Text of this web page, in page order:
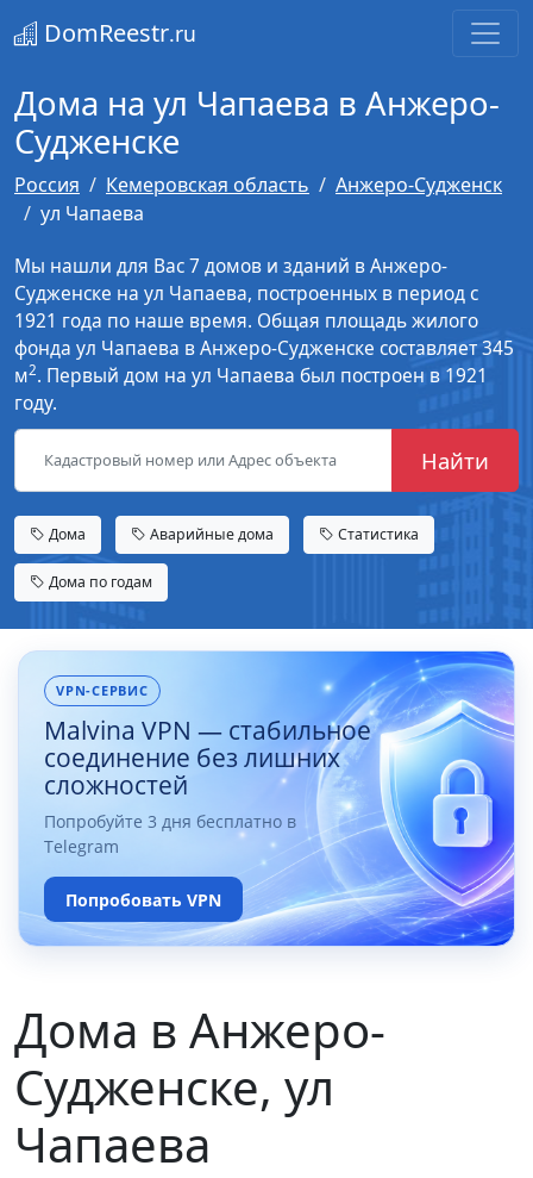
DomReestr.ru
Дома на ул Чапаева в Анжеро-
Судженске
Россия Кемеровская область
Анжеро-Судженск
ул Чапаева
Мы нашли для Вас 7 домов и зданий в Анжеро-
Судженске на ул Чапаева, построенных в период с
1921 года по наше время. Общая площадь жилого
фонда ул Чапаева в Анжеро-Судженске составляет 345
м2. Первый дом на ул Чапаева был построен в 1921
году.
Найти
Дома Аварийные дома Статистика
Дома по годам
VPN-СЕРВИС
Malvina VPN — стабильное
соединение без лишних
сложностей
Попробуйте 3 дня бесплатно в
Telegram
Попробовать VPN
Дома в Анжеро-
Судженске, ул
Чапаева